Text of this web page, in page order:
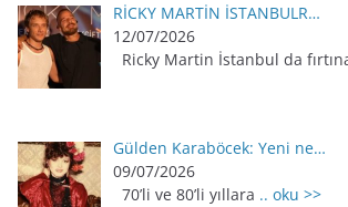
RİCKY MARTİN İSTANBULR…
12/07/2026
Ricky Martin İstanbul da
Gülden Karaböcek: Yeni ne…
09/07/2026
70’li ve 80’li yıllara .. oku >>